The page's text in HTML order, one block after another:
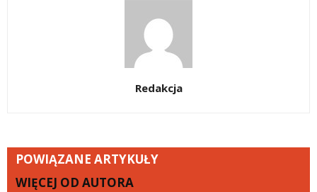
Redakcja
POWIĄZANE ARTYKUŁY
WIĘCEJ OD AUTORA